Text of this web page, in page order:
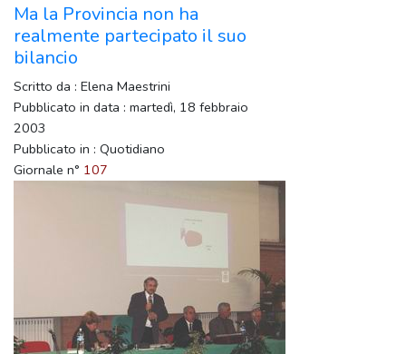
Ma la Provincia non ha
realmente partecipato il suo
bilancio
Scritto da : Elena Maestrini
Pubblicato in data : martedì, 18 febbraio
2003
Pubblicato in : Quotidiano
Giornale n° 107